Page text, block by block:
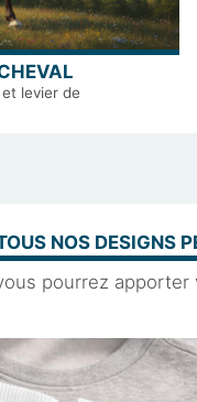
levier de
NOS DESIGNS
pourrez